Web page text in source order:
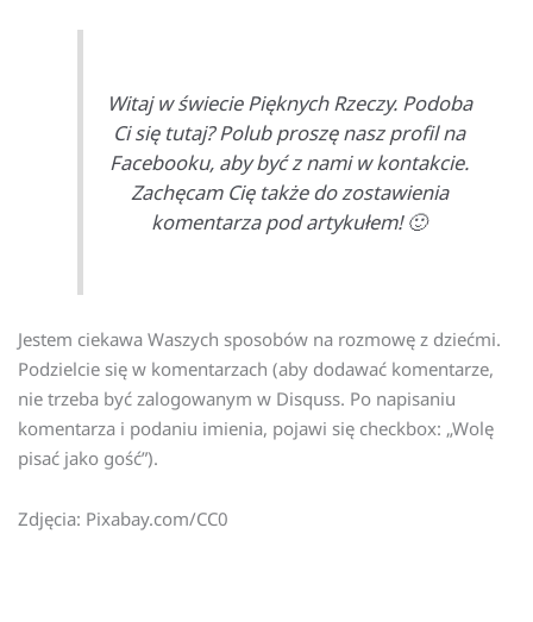
Witaj w świecie Pięknych Rzeczy. Podoba
Ci się tutaj? Polub proszę nasz profil na
Facebooku, aby być z nami w kontakcie.
Zachęcam Cię także do zostawienia
komentarza pod artykułem! 🙂
Jestem ciekawa Waszych sposobów na rozmowę z dziećmi.
Podzielcie się w komentarzach (aby dodawać komentarze,
nie trzeba być zalogowanym w Disquss. Po napisaniu
komentarza i podaniu imienia, pojawi się checkbox: „Wolę
pisać jako gość”).
Zdjęcia: Pixabay.com/CC0